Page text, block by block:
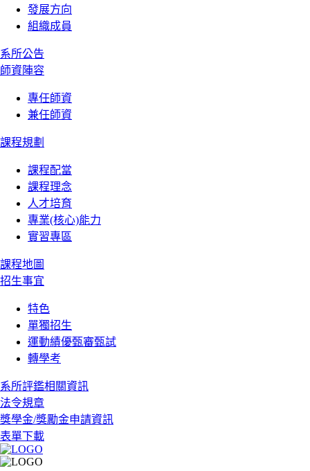
發展方向
組織成員
系所公告
師資陣容
專任師資
兼任師資
課程規劃
課程配當
課程理念
人才培育
專業(核心)能力
實習專區
課程地圖
招生事宜
特色
單獨招生
運動績優甄審甄試
轉學考
系所評鑑相關資訊
法令規章
獎學金/獎勵金申請資訊
表單下載